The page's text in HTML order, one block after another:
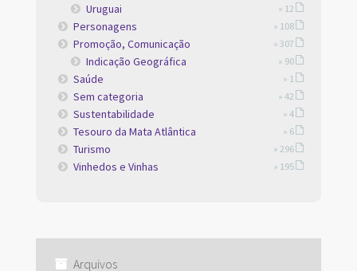
Uruguai » 12
Personagens » 108
Promoção, Comunicação » 307
Indicação Geográfica » 90
Saúde » 1
Sem categoria » 42
Sustentabilidade » 4
Tesouro da Mata Atlântica » 6
Turismo » 296
Vinhedos e Vinhas » 195
Arquivos